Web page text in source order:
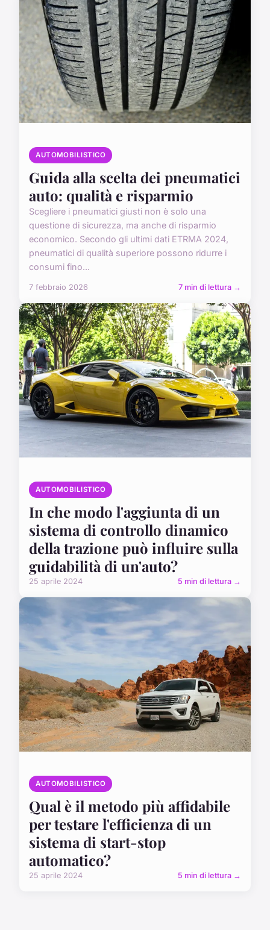
AUTOMOBILISTICO
Guida alla scelta dei pneumatici
auto: qualità e risparmio
Scegliere i pneumatici giusti non è solo una
questione di sicurezza, ma anche di risparmio
economico. Secondo gli ultimi dati ETRMA 2024,
pneumatici di qualità superiore possono ridurre i
consumi fino...
7 febbraio 2026 7 min di lettura →
AUTOMOBILISTICO
In che modo l'aggiunta di un
sistema di controllo dinamico
della trazione può influire sulla
guidabilità di un'auto?
25 aprile 2024 5 min di lettura →
AUTOMOBILISTICO
Qual è il metodo più affidabile
per testare l'efficienza di un
sistema di start-stop
automatico?
25 aprile 2024 5 min di lettura →